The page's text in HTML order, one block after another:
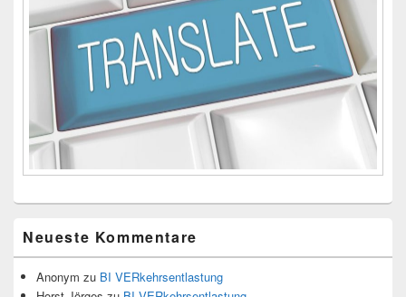
Neueste Kommentare
Anonym zu BI VERkehrsentlastung